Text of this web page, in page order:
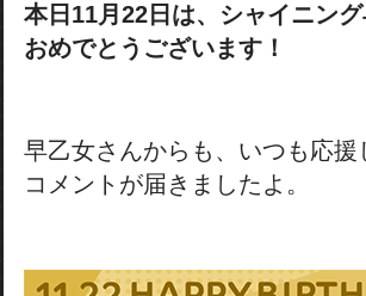
本日11月22日は、 シャイニン
おめでとうございます！
早乙女さんからも、いつも応
コメントが届きましたよ。